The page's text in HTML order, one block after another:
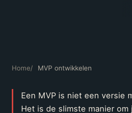
Home/ MVP ontwikkelen
Een MVP is niet een versie
Het is de slimste manier